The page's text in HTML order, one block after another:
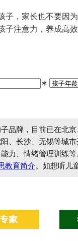
子，家长也不要因
子注意力，养成高
∗
品牌，目前已在北
、长沙、无锡等城
力、情绪管理训练
教育简介。如想听儿